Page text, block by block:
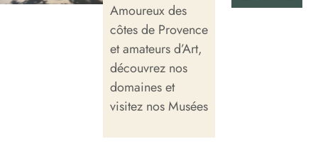
Amoureux des
côtes de Provence
et amateurs d’Art,
découvrez nos
domaines et
visitez nos Musées